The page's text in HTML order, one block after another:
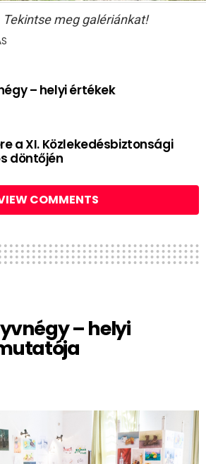
Tekintse meg galériánkat!
– helyi értékek
a XI. Közlekedésbiztonsági
döntőjén
COMMENTS
– helyi